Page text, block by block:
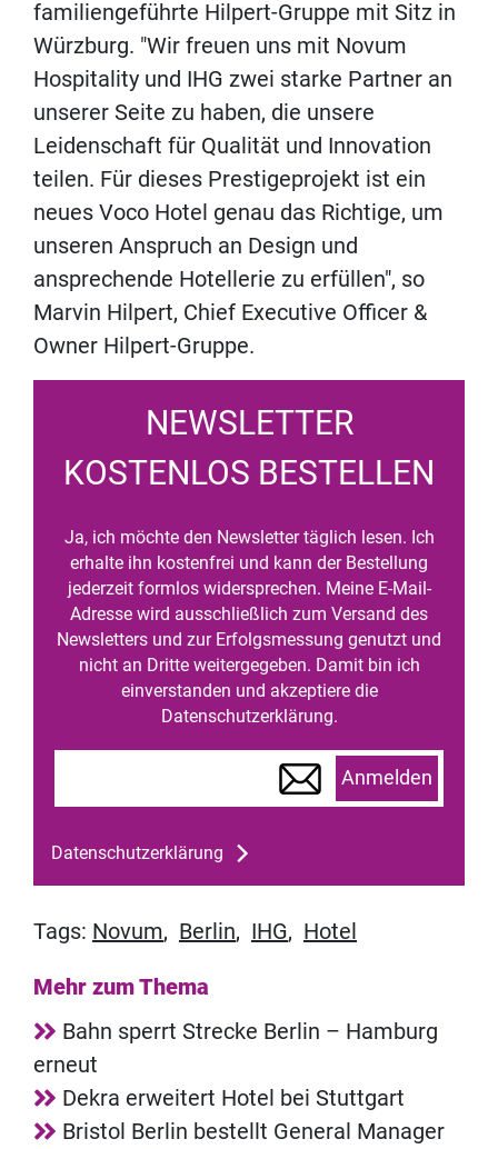
familiengeführte Hilpert-Gruppe mit Sitz in
Würzburg. "Wir freuen uns mit Novum
Hospitality und IHG zwei starke Partner an
unserer Seite zu haben, die unsere
Leidenschaft für Qualität und Innovation
teilen. Für dieses Prestigeprojekt ist ein
neues Voco Hotel genau das Richtige, um
unseren Anspruch an Design und
ansprechende Hotellerie zu erfüllen", so
Marvin Hilpert, Chief Executive Officer &
Owner Hilpert-Gruppe.
NEWSLETTER
KOSTENLOS BESTELLEN
Ja, ich möchte den Newsletter täglich lesen. Ich
erhalte ihn kostenfrei und kann der Bestellung
jederzeit formlos widersprechen. Meine E-Mail-
Adresse wird ausschließlich zum Versand des
Newsletters und zur Erfolgsmessung genutzt und
nicht an Dritte weitergegeben. Damit bin ich
einverstanden und akzeptiere die
Datenschutzerklärung.
Anmelden
Datenschutzerklärung
Tags: Novum, Berlin, IHG, Hotel
Mehr zum Thema
Bahn sperrt Strecke Berlin – Hamburg
erneut
Dekra erweitert Hotel bei Stuttgart
Bristol Berlin bestellt General Manager